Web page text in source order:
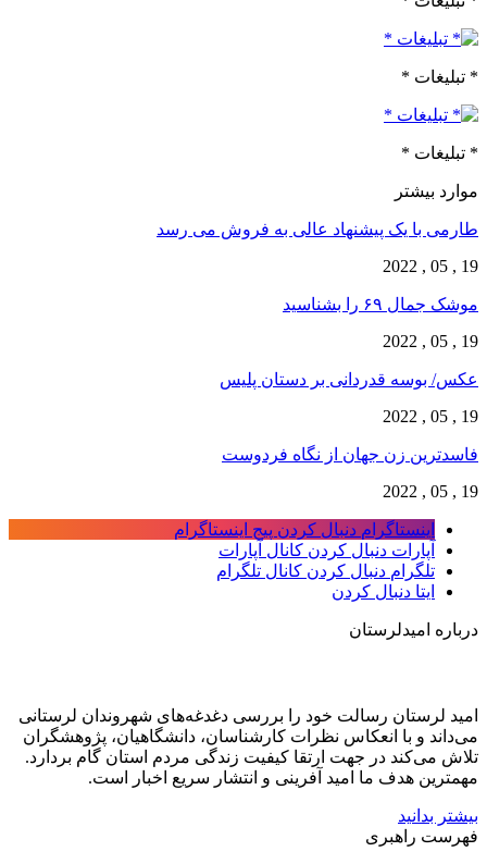
* تبلیغات *
* تبلیغات *
موارد بیشتر
طارمی با یک پیشنهاد عالی به فروش می رسد
19 , 05 , 2022
موشک جمال ۶۹ را بشناسید
19 , 05 , 2022
عکس/ بوسه قدردانی بر دستان پلیس
19 , 05 , 2022
فاسدترین زن جهان از نگاه فردوست
19 , 05 , 2022
اینستاگرام دنبال کردن پیج اینستاگرام
آپارات دنبال کردن کانال آپارات
تلگرام دنبال کردن کانال تلگرام
ایتا دنبال کردن
درباره امیدلرستان
امید لرستان رسالت خود را بررسی دغدغه‌های شهروندان لرستانی
می‌داند و با انعکاس نظرات کارشناسان، دانشگاهیان، پژوهشگران
تلاش می‌کند در جهت ارتقا کیفیت زندگی مردم استان گام بردارد.
مهمترین هدف ما امید آفرینی و انتشار سریع اخبار است.
بیشتر بدانید
فهرست راهبری